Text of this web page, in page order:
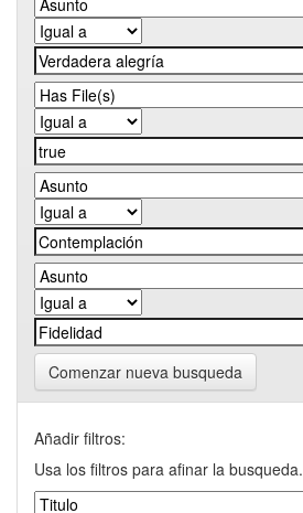
Comenzar nueva busqueda
Añadir filtros:
Usa los filtros para afinar la busqueda.